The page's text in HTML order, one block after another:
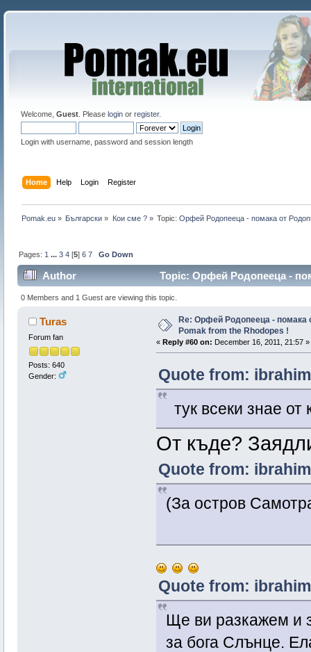
Welcome, Guest. Please loginor register.
Login with username, password and session length
Home Help Login Register
Pomak.eu » Български » Кои сме ?» Topic:Орфей Родопееца - помака от
Pages: 1 ...3 4 [5]6 7 Go Down
Author
Topic: Орфей Родопееца -
121555 times)
0 Members and 1 Guest are viewing this topic.
Turas
Forum fan
Posts: 640
Gender:
Re: Орфей Родопееца - помака
Pomak from the Rhodopes !
« Reply #60 on: December 16, 2011, 21:57 »
Quote from:
тук всеки знае
От къде?
Quote from:
(За остров
Quote from:
Ще ви разкажем и
за бога Слънце.